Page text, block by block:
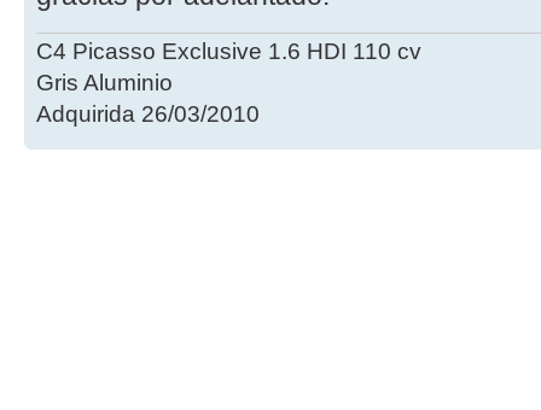
C4 Picasso Exclusive 1.6 HDI 110 cv
Gris Aluminio
Adquirida 26/03/2010